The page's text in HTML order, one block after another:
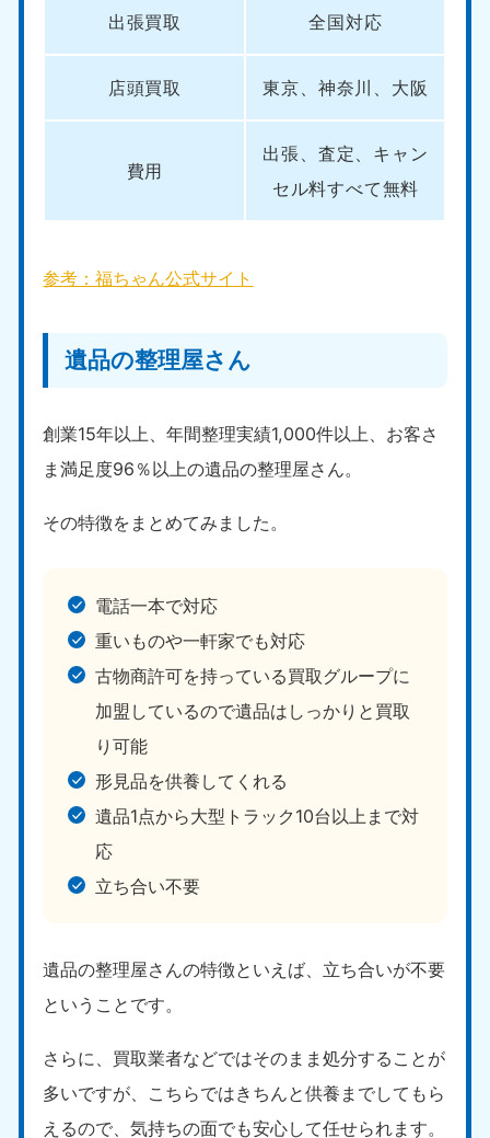
出張買取 全国対応
店頭買取 東京、神奈川、大阪
費用
出張、査定、キャン
セル料すべて無料
参考：福ちゃん公式サイト
遺品の整理屋さん
創業15年以上、年間整理実績1,000件以上、お客さ
ま満足度96％以上の遺品の整理屋さん。
その特徴をまとめてみました。
電話一本で対応
重いものや一軒家でも対応
古物商許可を持っている買取グループに
加盟しているので遺品はしっかりと買取
り可能
形見品を供養してくれる
遺品1点から大型トラック10台以上まで対
応
立ち合い不要
遺品の整理屋さんの特徴といえば、立ち合いが不要
ということです。
さらに、買取業者などではそのまま処分することが
多いですが、こちらではきちんと供養までしてもら
えるので、気持ちの面でも安心して任せられます。